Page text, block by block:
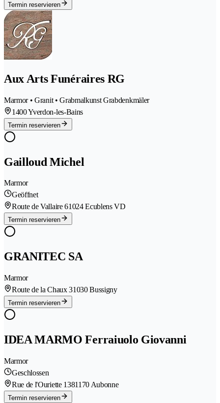
Termin reservieren
Aux Arts Funéraires RG
Marmor • Granit • Grabmalkunst Grabdenkmäler
1400 Yverdon-les-Bains
Termin reservieren
Gailloud Michel
Marmor
Geöffnet
Route de Vallaire 61024 Ecublens VD
Termin reservieren
GRANITEC SA
Marmor
Route de la Chaux 31030 Bussigny
Termin reservieren
IDEA MARMO Ferraiuolo Giovanni
Marmor
Geschlossen
Rue de l'Ouriette 1381170 Aubonne
Termin reservieren